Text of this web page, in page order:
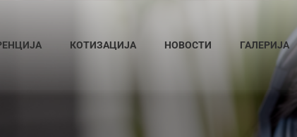
КОТИЗАЦИЈА НОВОСТИ ГАЛЕРИЈА